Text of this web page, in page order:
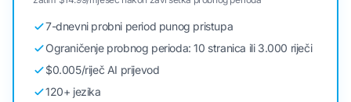
7-dnevni probni period punog pristupa
Ograničenje probnog perioda: 10 stranica ili 3.000 riječi
$0.005/riječ AI prijevod
120+ jezika